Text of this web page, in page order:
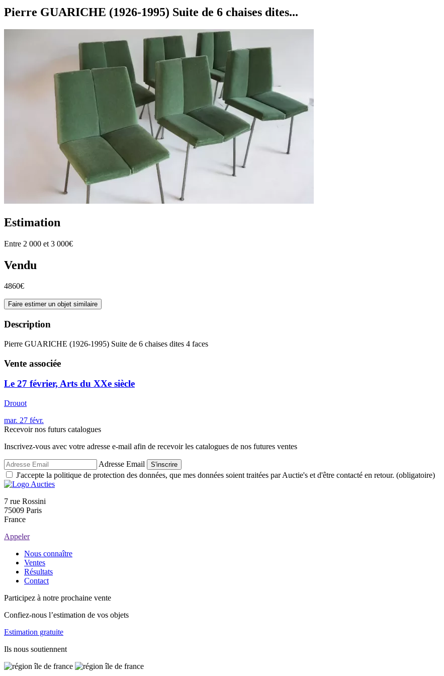
Pierre GUARICHE (1926-1995) Suite de 6 chaises dites...
Estimation
Entre 2 000 et 3 000€
Vendu
4860€
Faire estimer un objet similaire
Description
Pierre GUARICHE (1926-1995) Suite de 6 chaises dites 4 faces
Vente associée
Le 27 février, Arts du XXe siècle
Drouot
mar. 27 févr.
Recevoir nos futurs catalogues
Inscrivez-vous avec votre adresse e-mail afin de recevoir les catalogues de nos futures ventes
Adresse Email S'inscrire
J'accepte la politique de protection des données, que mes données soient traitées par Auctie's et d'être contacté en retour. (obligatoire)
7 rue Rossini
75009 Paris
France
Appeler
Nous connaître
Ventes
Résultats
Contact
Participez à notre prochaine vente
Confiez-nous l’estimation de vos objets
Estimation gratuite
Ils nous soutiennent